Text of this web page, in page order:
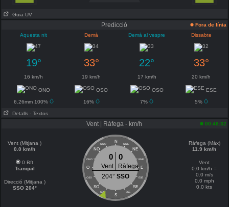
Guia UV
Predicció
Fora de línia
Aquesta nit
Demà Demà al vespre Dissabte
19° 33° 22° 33°
16 km/h 19 km/h 17 km/h 20 km/h
ONO OSO OSO ESE
6.26mm 100% 16% 7% 5%
Detalls - Textos
Vent | Ràfega - km/h 00:48:32
Vent (Mitjana )
0.0 km/h
0 Bft
Tranquil
Direcció (Mitjana )
SSO 204°
N
NNO NNE
NO NE
ONO ENE
O E
OSO ESE
SO SE
SSO SSE
S
0 0
Vent
Ràfega
204° SSO
Ràfega (Màx)
11.9 km/h
Vent
0.0 km/h =
0.0 m/s
0.0 mph
0.0 kts